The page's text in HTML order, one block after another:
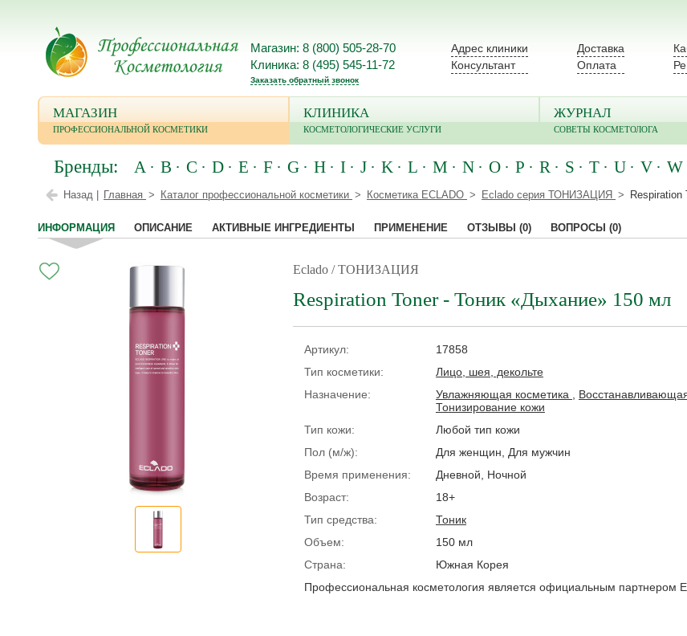
Магазин: 8 (800) 505-28-70
Клиника: 8 (495) 545-11-72
Заказать обратный звонок
Адрес клиники
Консультант
Доставка
Оплата
МАГАЗИН
ПРОФЕССИОНАЛЬНОЙ КОСМЕТИКИ
КЛИНИКА
КОСМЕТОЛОГИЧЕСКИЕ УСЛУГИ
ЖУРНАЛ
СОВЕТЫ КОСМЕТОЛОГА
Бренды: A B C D E F G H I J K L M N O P R S T U V W
Назад | Главная Каталог профессиональной косметики Косметика ECLADO Eclado серия ТОНИЗАЦИЯ Respiration
ИНФОРМАЦИЯ ОПИСАНИЕ АКТИВНЫЕ ИНГРЕДИЕНТЫ ПРИМЕНЕНИЕ ОТЗЫВЫ (0) ВОПРОСЫ (0)
Eclado / ТОНИЗАЦИЯ
Respiration Toner - Тоник «Дыхание» 150 мл
Артикул:
17858
Тип косметики:
Лицо, шея, декольте
Назначение:
Увлажняющая косметика
Тонизирование кожи
Тип кожи:
Любой тип кожи
Пол (м/ж):
Для женщин, Для мужчин
Время применения:
Дневной, Ночной
Возраст:
18+
Тип средства:
Тоник
Объем:
150 мл
Страна:
Южная Корея
Профессиональная косметология является официальным партнером